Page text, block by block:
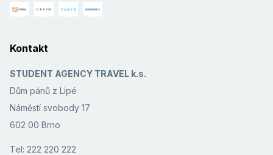
Kontakt
STUDENT AGENCY TRAVEL k.s.
Dům pánů z Lipé
Náměstí svobody 17
602 00 Brno
Tel: 222 220 222